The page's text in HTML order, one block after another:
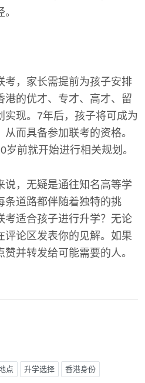
考，家长需提前为孩子安排
港的优才、专才、高才、留
实现。7年后，孩子将可成为
而具备参加联考的资格。
前就开始进行相关规划。
说，无疑是通往知名高等学
条道路都伴随着独特的挑
考适合孩子进行升学？无论
评论区发表你的见解。如果
并转发给可能需要的人。
点 升学选择 香港身份